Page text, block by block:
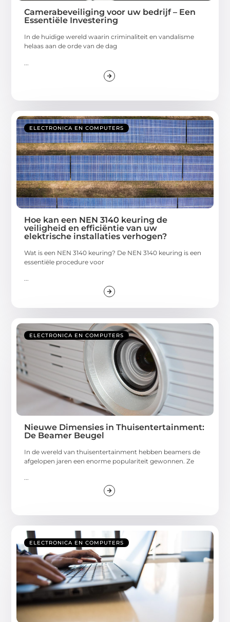
Camerabeveiliging voor uw bedrijf – Een
Essentiële Investering
In de huidige wereld waarin criminaliteit en vandalisme
helaas aan de orde van de dag
ELECTRONICA EN COMPUTERS
Hoe kan een NEN 3140 keuring de
veiligheid en efficiëntie van uw
elektrische installaties verhogen?
Wat is een NEN 3140 keuring? De NEN 3140 keuring is een
essentiële procedure voor
...
ELECTRONICA EN COMPUTERS
Nieuwe Dimensies in Thuisentertainment:
De Beamer Beugel
In de wereld van thuisentertainment hebben beamers de
afgelopen jaren een enorme populariteit gewonnen. Ze
...
ELECTRONICA EN COMPUTERS